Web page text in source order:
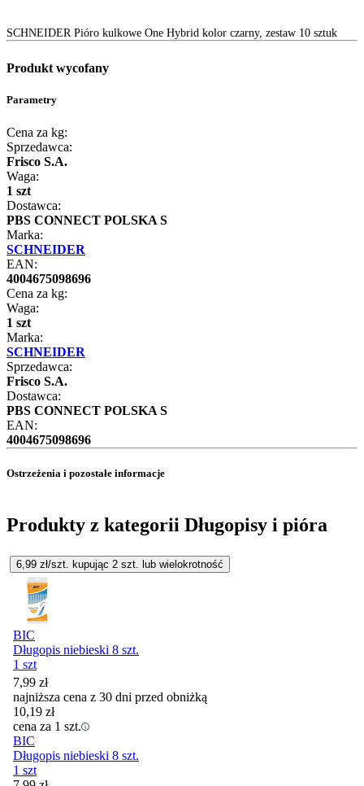
SCHNEIDER Pióro kulkowe One Hybrid kolor czarny, zestaw 10 sztuk
Produkt wycofany
Parametry
Cena za kg:
Sprzedawca:
Frisco S.A.
Waga:
1 szt
Dostawca:
PBS CONNECT POLSKA S
Marka:
SCHNEIDER
EAN:
4004675098696
Cena za kg:
Waga:
1 szt
Marka:
SCHNEIDER
Sprzedawca:
Frisco S.A.
Dostawca:
PBS CONNECT POLSKA S
EAN:
4004675098696
Ostrzeżenia i pozostałe informacje
Produkty z kategorii Długopisy i pióra
6,99 zł/szt. kupując 2 szt. lub wielokrotność
BIC
Długopis niebieski 8 szt.
1 szt
7,99 zł
najniższa cena z 30 dni przed obniżką
10,19 zł
cena za 1 szt.
BIC
Długopis niebieski 8 szt.
1 szt